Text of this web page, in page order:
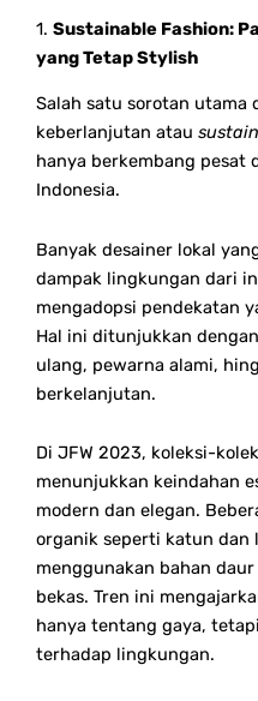
1. Sustainable Fashion:
yang Tetap Stylish
Salah satu sorotan utama
keberlanjutan atau
hanya berkembang pesat
Indonesia.
Banyak desainer lokal
dampak lingkungan dari
mengadopsi pendekatan
Hal ini ditunjukkan
ulang, pewarna alami,
berkelanjutan.
Di JFW 2023, koleksi-
menunjukkan keindahan
modern dan elegan.
organik seperti katun dan
menggunakan bahan
bekas. Tren ini
hanya tentang gaya,
terhadap lingkungan.